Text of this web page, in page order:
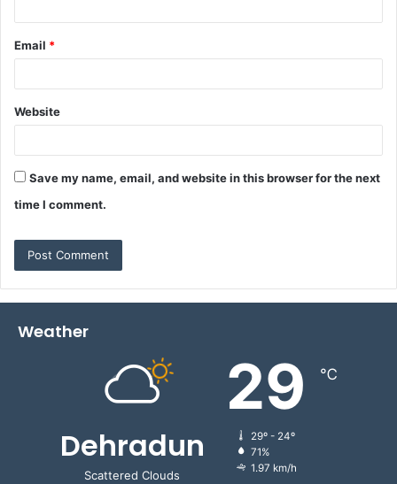
Email *
Website
Save my name, email, and website in this browser for the next
time I comment.
Weather
Dehradun
Scattered Clouds
29 ℃
29º - 24º
71%
1.97 km/h